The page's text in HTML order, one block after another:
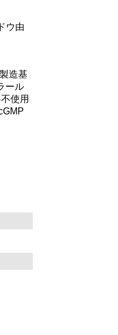
ウ由
造基
ール
使用